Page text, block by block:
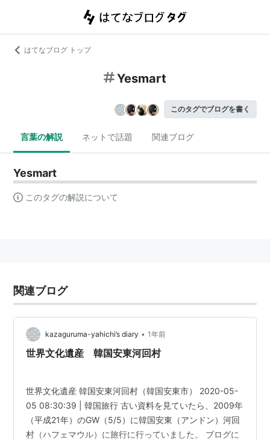
はてなブログ トップ
Yesmart
このタグでブログを書く
言葉の解説 ネットで話題 関連ブログ
Yesmart
このタグの解説について
関連ブログ
kazaguruma-yahichi’s diary • 1年前
世界文化遺産 韓国安東河回村
世界文化遺産 韓国安東河回村（韓国安東市） 2020-05-
05 08:30:39 | 韓国旅行 古い資料を見ていたら、2009年
（平成21年）のGW（5/5）に韓国安東（アンドン）河回
村（ハフェマウル）に旅行に行っていました。 ブログに